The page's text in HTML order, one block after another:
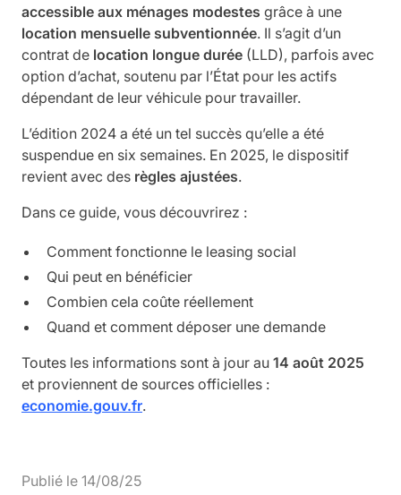
accessible aux ménages modestes grâce à une
location mensuelle subventionnée. Il s’agit d’un
contrat de location longue durée (LLD), parfois avec
option d’achat, soutenu par l’État pour les actifs
dépendant de leur véhicule pour travailler.
L’édition 2024 a été un tel succès qu’elle a été
suspendue en six semaines. En 2025, le dispositif
revient avec des règles ajustées.
Dans ce guide, vous découvrirez :
Comment fonctionne le leasing social
Qui peut en bénéficier
Combien cela coûte réellement
Quand et comment déposer une demande
Toutes les informations sont à jour au 14 août 2025
et proviennent de sources officielles :
economie.gouv.fr.
Publié le 14/08/25